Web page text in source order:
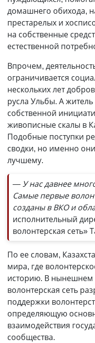
домашнего обихода,
престарелых и
на собственные
естественной
Впрочем,
ограничивается
нескольких лет
русла Ульбы. А
собственной
живописные скалы в
Подобные поступки
сводки, но именно
лучшему.
— У нас давнее
Самые первые
созданы в ВКО и
исполнительный
волонтерская сеть»
По ее словам,
мира, где
историю. В нынешнем
волонтерская сеть
поддержки
определяющую
взаимодействия
сообщества.